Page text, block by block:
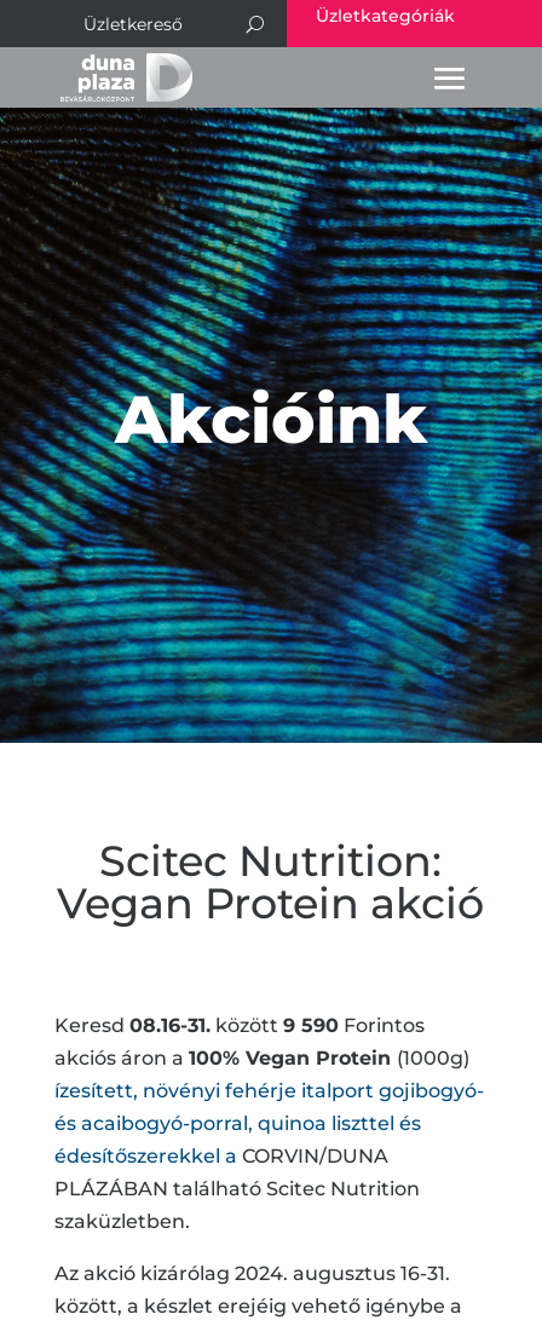
Üzletkategóriák
Akcióink
Scitec Nutrition:
Vegan Protein akció
Keresd 08.16-31.között 9 590Forintos
akciós áron a 100% Vegan Protein (1000g)
ízesített, növényi fehérje italport gojibogyó-
és acaibogyó-porral, quinoa liszttel és
édesítőszerekkel a CORVIN/DUNA
PLÁZÁBAN található Scitec Nutrition
szaküzletben.
Az akció kizárólag 2024. augusztus 16-31.
között, a készlet erejéig vehető igénybe a